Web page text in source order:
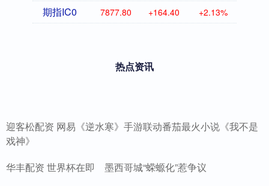
期指IC0 7877.80 +164.40 +2.13%
热点资讯
迎客松配资 网易《逆水寒》手游联动番茄最火小说《我不是
戏神》
华丰配资 世界杯在即 墨西哥城“蝾螈化”惹争议